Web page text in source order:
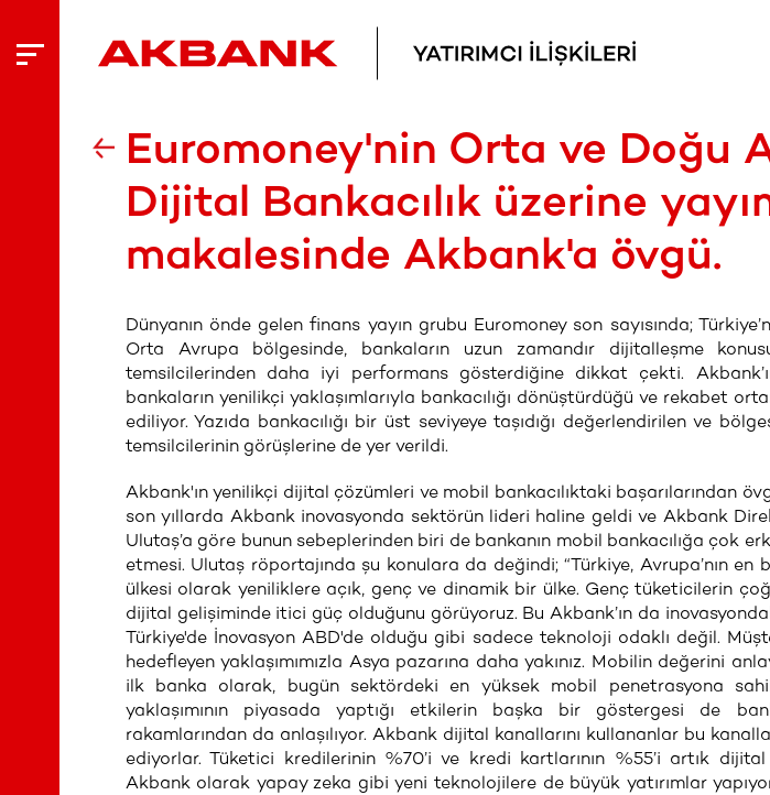
Euromoney'nin Orta ve Doğu
Dijital Bankacılık üzerine
makalesinde Akbank'a övgü.
Dünyanın önde gelen finans yayın grubu Euromoney son sayısında;
Orta Avrupa bölgesinde, bankaların uzun zamandır dijitalleşme
temsilcilerinden daha iyi performans gösterdiğine dikkat çekti.
bankaların yenilikçi yaklaşımlarıyla bankacılığı dönüştürdüğü ve rekabet
ediliyor. Yazıda bankacılığı bir üst seviyeye taşıdığı değerlendirilen ve
temsilcilerinin görüşlerine de yer verildi.
Akbank'ın yenilikçi dijital çözümleri ve mobil bankacılıktaki başarılarından
son yıllarda Akbank inovasyonda sektörün lideri haline geldi ve Akbank
Ulutaş’a göre bunun sebeplerinden biri de bankanın mobil bankacılığa çok
etmesi. Ulutaş röportajında şu konulara da değindi; “Türkiye, Avrupa’nın en
ülkesi olarak yeniliklere açık, genç ve dinamik bir ülke. Genç tüketicilerin
dijital gelişiminde itici güç olduğunu görüyoruz. Bu Akbank’ın da
Türkiye'de İnovasyon ABD'de olduğu gibi sadece teknoloji odaklı değil.
hedefleyen yaklaşımımızla Asya pazarına daha yakınız. Mobilin değerini
ilk banka olarak, bugün sektördeki en yüksek mobil penetrasyona
yaklaşımının piyasada yaptığı etkilerin başka bir göstergesi de
rakamlarından da anlaşılıyor. Akbank dijital kanallarını kullananlar bu
ediyorlar. Tüketici kredilerinin %70’i ve kredi kartlarının %55’i artık dijital
Akbank olarak yapay zeka gibi yeni teknolojilere de büyük yatırımlar